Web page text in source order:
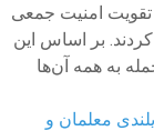
تقویت امنیت جمعی
بر اساس این
به همه آن‌ها
معلمان و